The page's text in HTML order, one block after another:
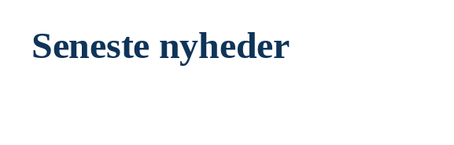
Seneste nyheder